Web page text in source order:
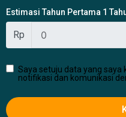
Estimasi Tahun Pertama 1
Rp
Saya setuju data yang saya
notifikasi dan komunikasi